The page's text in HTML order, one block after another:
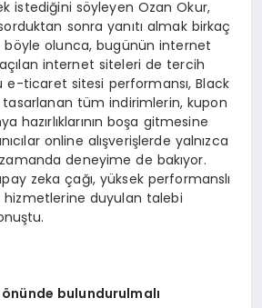
istediğini söyleyen Ozan Okur,
sonra yanıtı almak birkaç
böyle olunca, bugünün internet
açılan internet siteleri de tercih
e-ticaret sitesi performansı, Black
tüm indirimlerin, kupon
hazırlıklarının boşa gitmesine
online alışverişlerde yalnızca
deneyime de bakıyor.
zeka çağı, yüksek performanslı
duyulan talebi
önünde bulundurulmalı